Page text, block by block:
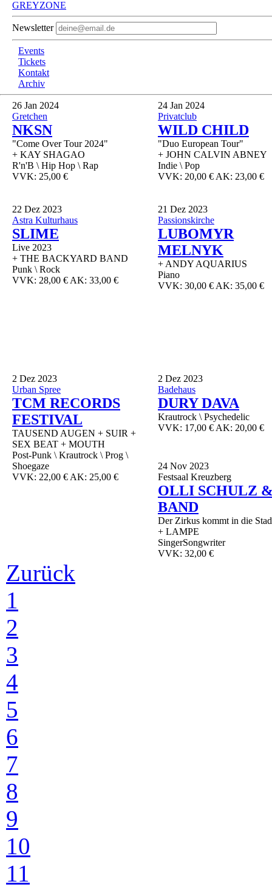
GREYZONE
Newsletter
Events
Tickets
Kontakt
Archiv
26 Jan 2024
Gretchen
NKSN
"Come Over Tour 2024"
+ KAY SHAGAO
R'n'B \ Hip Hop \ Rap
VVK: 25,00 €
24 Jan 2024
Privatclub
WILD CHILD
"Duo European Tour"
+ JOHN CALVIN ABNEY
Indie \ Pop
VVK: 20,00 € AK: 23,00 €
22 Dez 2023
Astra Kulturhaus
SLIME
Live 2023
+ THE BACKYARD BAND
Punk \ Rock
VVK: 28,00 € AK: 33,00 €
21 Dez 2023
Passionskirche
LUBOMYR
MELNYK
+ ANDY AQUARIUS
Piano
VVK: 30,00 € AK: 35,00 €
2 Dez 2023
Urban Spree
TCM RECORDS
FESTIVAL
TAUSEND AUGEN + SUIR +
SEX BEAT + MOUTH
Post-Punk \ Krautrock \ Prog \
Shoegaze
VVK: 22,00 € AK: 25,00 €
2 Dez 2023
Badehaus
DURY DAVA
Krautrock \ Psychedelic
VVK: 17,00 € AK: 20,00 €
24 Nov 2023
Festsaal Kreuzberg
OLLI SCHULZ
BAND
Der Zirkus kommt in die
+ LAMPE
SingerSongwriter
VVK: 32,00 €
Zurück
1
2
3
4
5
6
7
8
9
10
11